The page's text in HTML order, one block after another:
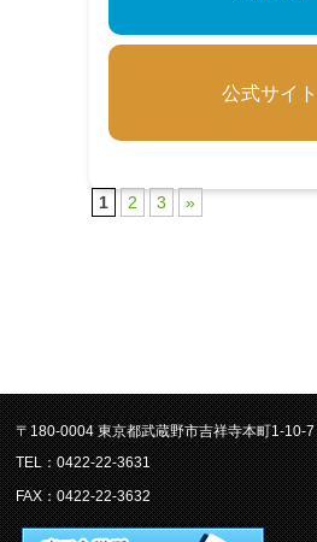
公式サイト
1 2 3 »
〒180-0004 東京都武蔵野市吉祥寺本町1-10-7
TEL：0422-22-3631
FAX：0422-22-3632